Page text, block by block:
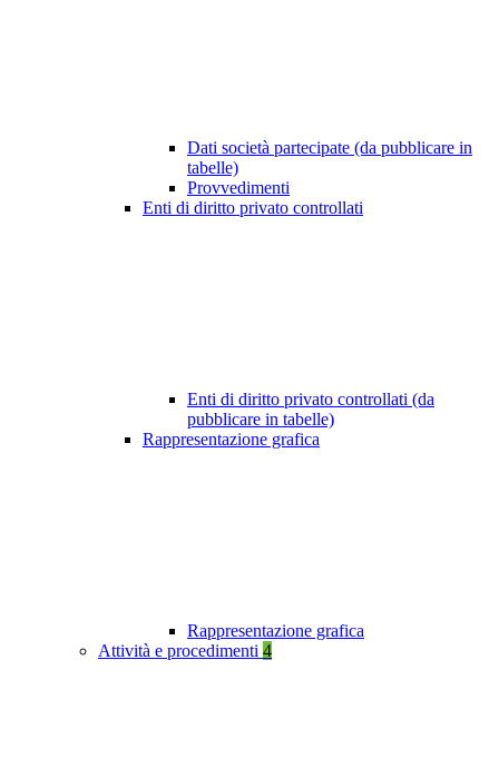
Dati società partecipate (da pubblicare in
tabelle)
Provvedimenti
Enti di diritto privato controllati
Enti di diritto privato controllati (da
pubblicare in tabelle)
Rappresentazione grafica
Rappresentazione grafica
Attività e procedimenti 4